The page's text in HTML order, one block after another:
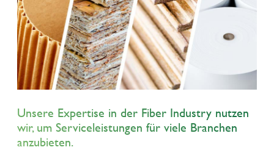
Unsere Expertise in der Fiber Industry nutzen
wir, um Serviceleistungen für viele Branchen
anzubieten.